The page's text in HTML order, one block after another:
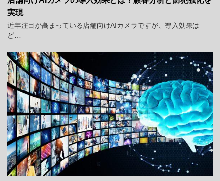
実現
近年注目が高まっている店舗向けAIカメラですが、導入効果は
ど…